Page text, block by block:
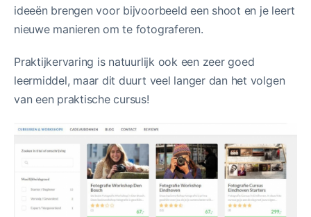
ideeën brengen voor bijvoorbeeld een shoot en je leert
nieuwe manieren om te fotograferen.
Praktijkervaring is natuurlijk ook een zeer goed
leermiddel, maar dit duurt veel langer dan het volgen
van een praktische cursus!